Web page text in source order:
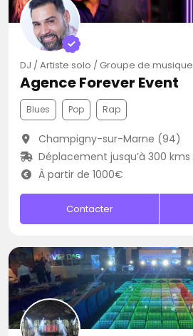
DJ / Artiste solo / Groupe de musique
Agence Forever Event
Blues Pop Rap
Champigny-sur-Marne (94)
Déplacement jusqu’à 300 kms
À partir de 1000€
Contacter